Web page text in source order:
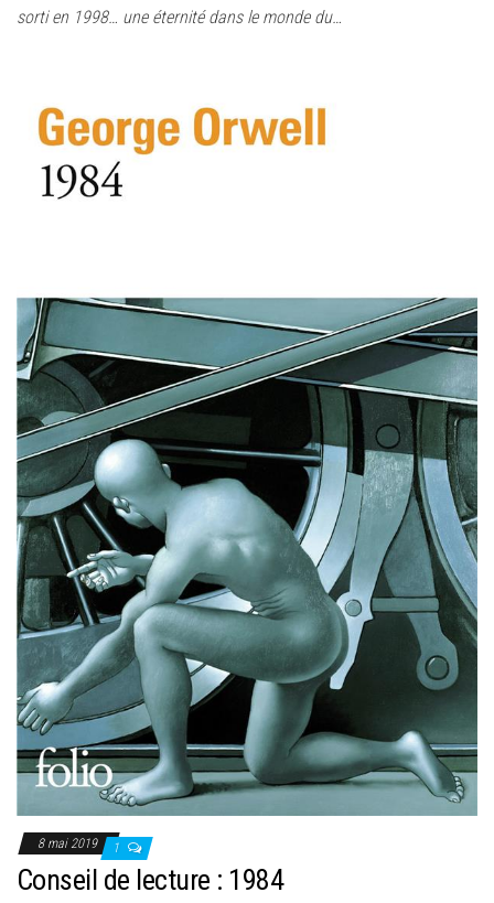
sorti en 1998… une éternité dans le monde du…
8 mai 2019 1
Conseil de lecture : 1984